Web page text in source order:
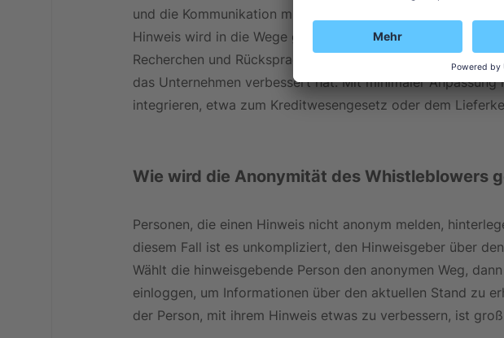
und die Kommunikation mit der hinweisgebenden Person
Hinweis wird in die Wege geleitet und revisionssicher
Recherchen und Rücksprachen. Ergebnisse können
das Unternehmen verbessert hat. Mit minimaler
integrieren, etwa zum Kreditwesengesetz oder dem
Wie wird die Anonymität des Whistleblowers
Personen, die einen Hinweis nicht anonym melden,
diesem Fall ist es unkompliziert, den Hinweisgeber über
Wählt die hinweisgebende Person den anonymen Weg,
einloggen, um Informationen über den aktuellen Stand zu
der Person, mit ihrem Hinweis etwas zu verbessern, ist